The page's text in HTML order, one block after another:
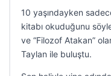
10 yaşındayken
kitabı okuduğunu
ve “Filozof Atakan”
Taylan ile buluştu.